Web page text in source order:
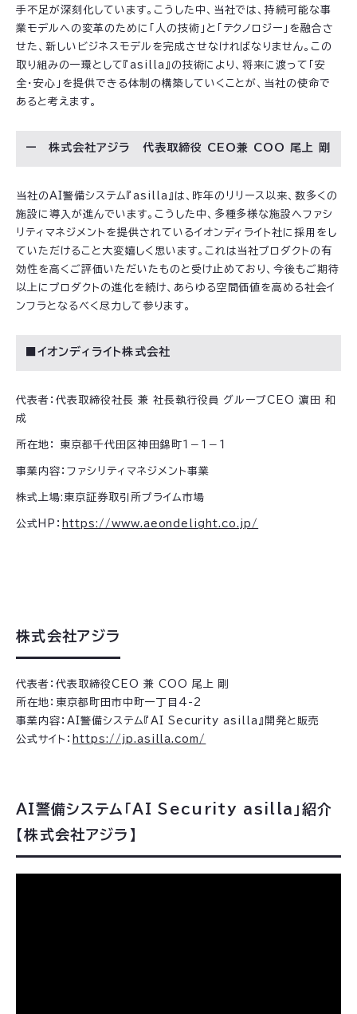
手不足が深刻化しています。こうした中、当社では、持続可能な事
業モデルへの変革のために「人の技術」と「テクノロジー」を融合さ
せた、新しいビジネスモデルを完成させなければなりません。この
取り組みの一環として『asilla』の技術により、将来に渡って「安
全・安心」を提供できる体制の構築していくことが、当社の使命で
あると考えます。
ー 株式会社アジラ 代表取締役 CEO兼 COO 尾上 剛
当社のAI警備システム『asilla』は、昨年のリリース以来、数多くの
施設に導入が進んでいます。こうした中、多種多様な施設へファシ
リティマネジメントを提供されているイオンディライト社に採用をし
ていただけること大変嬉しく思います。これは当社プロダクトの有
効性を高くご評価いただいたものと受け止めており、今後もご期待
以上にプロダクトの進化を続け、あらゆる空間価値を高める社会イ
ンフラとなるべく尽力して参ります。
■イオンディライト株式会社
代表者：代表取締役社長 兼 社長執行役員 グループCEO 濵田 和
成
所在地： 東京都千代田区神田錦町１－１－１
事業内容：ファシリティマネジメント事業
株式上場:東京証券取引所プライム市場
公式HP： https://www.aeondelight.co.jp/
株式会社アジラ
代表者：代表取締役CEO 兼 COO 尾上 剛
所在地：東京都町田市中町一丁目4-2
事業内容：AI警備システム『AI Security asilla』開発と販売
公式サイト： https://jp.asilla.com/
AI警備システム「AI Security asilla」紹介
【株式会社アジラ】